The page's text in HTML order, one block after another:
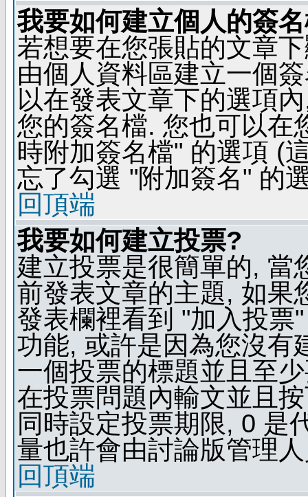
我要如何建立個人的簽
若想要在您張貼的文章
由個人資料區建立一個
以在發表文章下的選項
您的簽名檔. 您也可以在
時附加簽名檔" 的選項 (
忘了勾選 "附加簽名" 的
回頂端
我要如何建立投票?
建立投票是很簡單的, 當
前發表文章的主題, 如果
發表欄裡看到 "加入投票
功能, 或許是因為您沒有
一個投票的標題並且至
在投票問題內輸文並且
同時設定投票期限, 0 是
量也許會由討論版管理
回頂端